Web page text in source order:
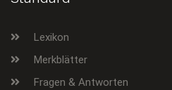
Lexikon
Merkblätter
Fragen & Antworten